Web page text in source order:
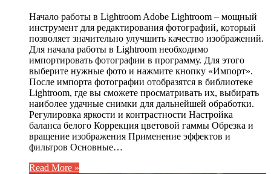
Начало работы в Lightroom Adobe Lightroom – мощный
инструмент для редактирования фотографий, который
позволяет значительно улучшить качество изображений.
Для начала работы в Lightroom необходимо
импортировать фотографии в программу. Для этого
выберите нужные фото и нажмите кнопку «Импорт».
После импорта фотографии отобразятся в библиотеке
Lightroom, где вы сможете просматривать их, выбирать
наиболее удачные снимки для дальнейшей обработки.
Регулировка яркости и контрастности Настройка
баланса белого Коррекция цветовой гаммы Обрезка и
вращение изображения Применение эффектов и
фильтров Основные…
Read More »